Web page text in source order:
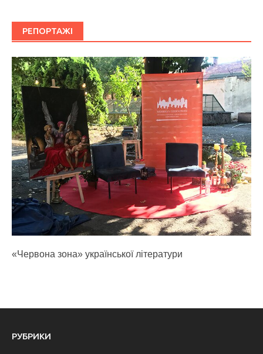
РЕПОРТАЖІ
«Червона зона» української літератури
РУБРИКИ